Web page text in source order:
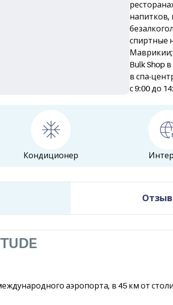
напитков,
спиртные
Маврикии;
Bulk Shop
в спа-
с 9:00 до
Кондиционер
аэропорта, в 45 км от